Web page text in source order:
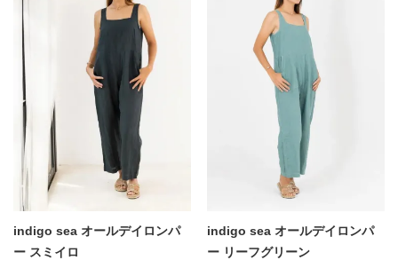
indigo sea オールデイロンパ
ー スミイロ
indigo sea オールデイロンパ
ー リーフグリーン